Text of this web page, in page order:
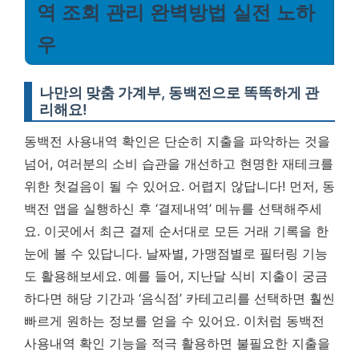
역 조회 관리 완벽방법 실전 노하
우
나만의 맞춤 가계부, 동백전으로 똑똑하게 관
리해요!
동백전 사용내역 확인은 단순히 지출을 파악하는 것을
넘어, 여러분의 소비 습관을 개선하고 현명한 재테크를
위한 첫걸음이 될 수 있어요. 어렵지 않답니다! 먼저, 동
백전 앱을 실행하신 후 ‘결제내역’ 메뉴를 선택해주세
요. 이곳에서 최근 결제 순서대로 모든 거래 기록을 한
눈에 볼 수 있답니다. 날짜별, 가맹점별로 필터링 기능
도 활용해보세요. 예를 들어, 지난달 식비 지출이 궁금
하다면 해당 기간과 ‘음식점’ 카테고리를 선택하면 훨씬
빠르게 원하는 정보를 얻을 수 있어요. 이처럼 동백전
사용내역 확인 기능을 적극 활용하면 불필요한 지출을